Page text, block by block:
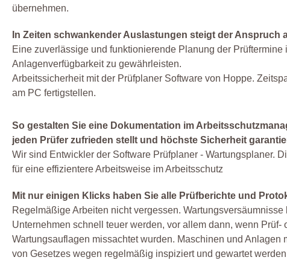
übernehmen.
In Zeiten schwankender Auslastungen steigt der Anspruch
Eine zuverlässige und funktionierende Planung der
Anlagenverfügbarkeit zu gewährleisten.
Arbeitssicherheit mit der Prüfplaner Software von Hoppe.
am PC fertigstellen.
So gestalten Sie eine Dokumentation im
jeden Prüfer zufrieden stellt und höchste Sicherheit
Wir sind Entwickler der Software Prüfplaner - Wartungsplaner.
für eine effizientere Arbeitsweise im Arbeitsschutz
Mit nur einigen Klicks haben Sie alle Prüfberichte und
Regelmäßige Arbeiten nicht vergessen. Wartungsversäumnisse
Unternehmen schnell teuer werden, vor allem dann, wenn Prüf-
Wartungsauflagen missachtet wurden. Maschinen und Anlagen
von Gesetzes wegen regelmäßig inspiziert und gewartet